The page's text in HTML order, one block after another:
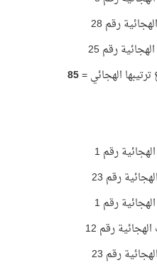
رقم 28
رقم 25
الهجائي =85
رقم 1
رقم 23
رقم 1
رقم 12
رقم 23